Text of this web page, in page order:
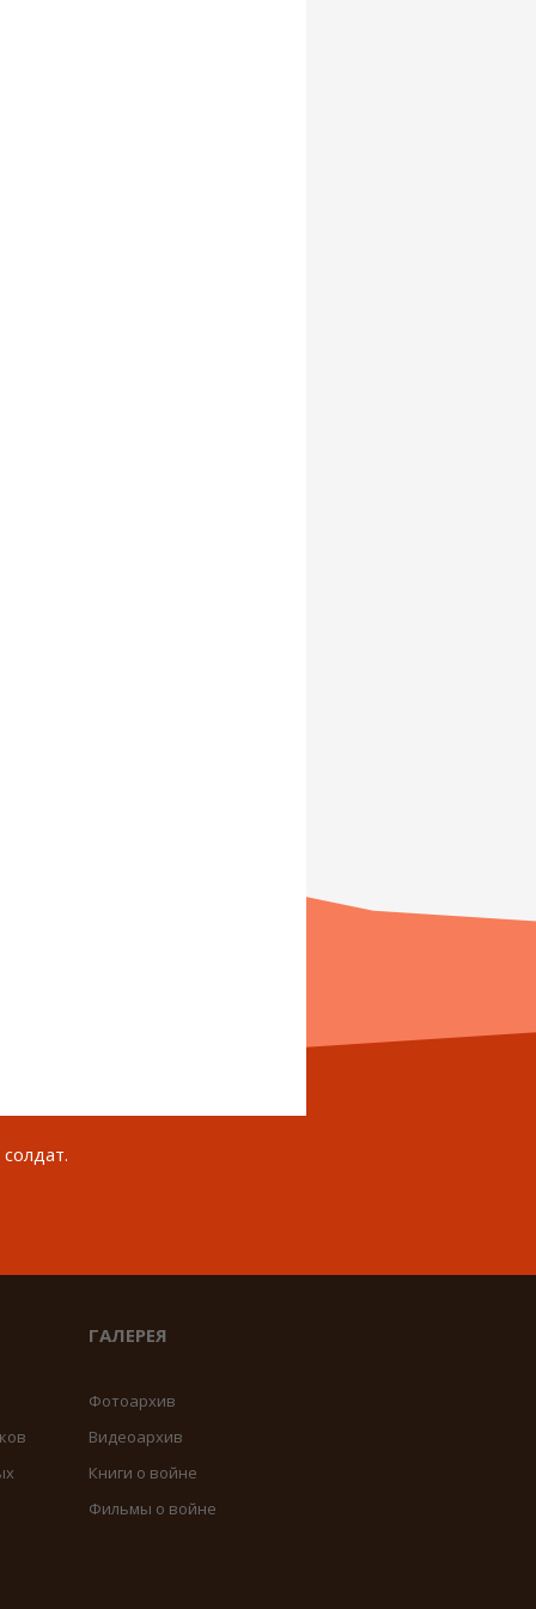
ГАЛЕРЕЯ
Фотоархив
Видеоархив
Книги о войне
Фильмы о войне